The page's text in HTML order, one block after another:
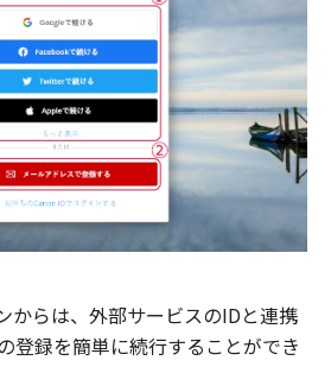
らは、外部サービスのIDと連携
登録を簡単に続行することができ